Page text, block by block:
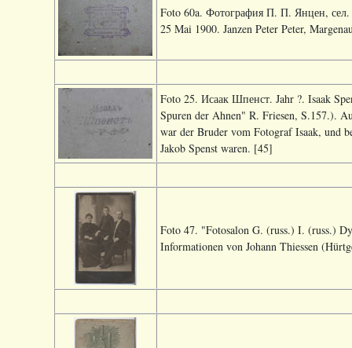
Foto 60a. Фотография П. П. Янцен, сел.
25 Mai 1900. Janzen Peter Peter,
Foto 25. Исаак Шпенст. Jahr ?. Isaak
Spuren der Ahnen" R. Friesen, S.157.).
war der Bruder vom Fotograf Isaak, und
Jakob Spenst waren. [45]
Foto 47. "Fotosalon G. (russ.) I. (russ.)
Informationen von Johann Thiessen